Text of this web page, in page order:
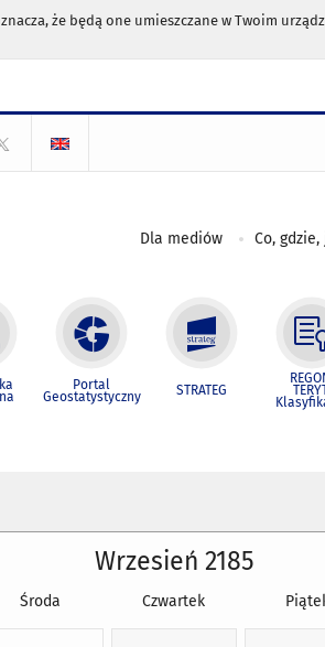
że będą one umieszczane w Twoim
Dla mediów Co,
Portal
Geostatystyczny STRATEG
Wrzesień 2185
Środa Czwartek